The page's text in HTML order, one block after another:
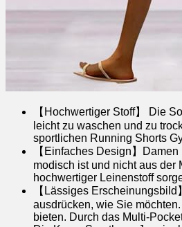
【Hochwertiger Stoff】 Die
leicht zu waschen und zu
sportlichen Running Shorts
【Einfaches Design】
modisch ist und nicht aus der
hochwertiger Leinenstoff
【Lässiges
ausdrücken, wie Sie
bieten. Durch das Multi-